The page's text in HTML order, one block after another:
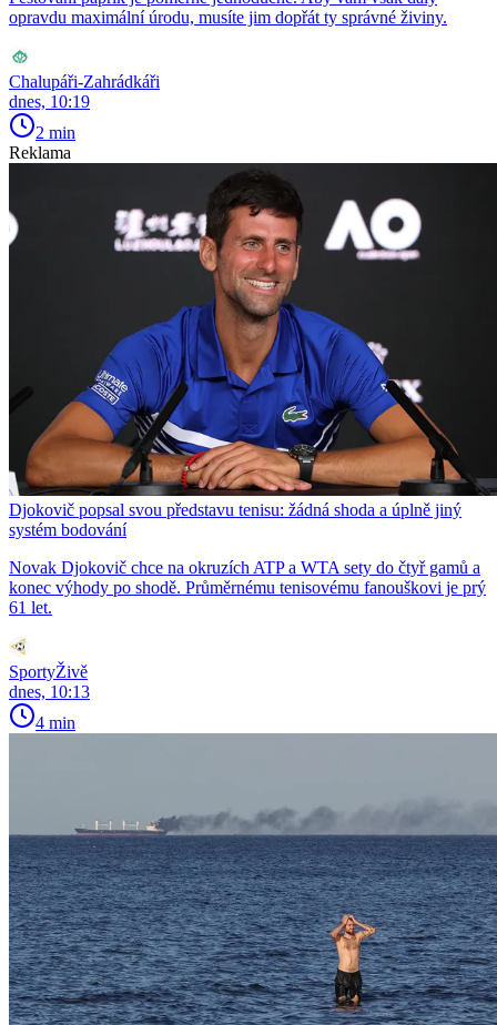
opravdu maximální úrodu, musíte jim dopřát ty správné živiny.
Chalupáři-Zahrádkáři
dnes, 10:19
2 min
Reklama
Djokovič popsal svou představu tenisu: žádná shoda a úplně jiný
systém bodování
Novak Djokovič chce na okruzích ATP a WTA sety do čtyř gamů a
konec výhody po shodě. Průměrnému tenisovému fanouškovi je prý
61 let.
SportyŽivě
dnes, 10:13
4 min